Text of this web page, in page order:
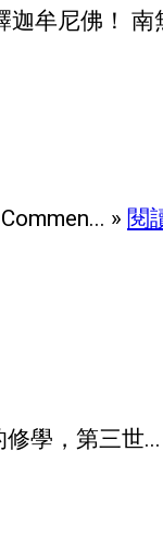
牟尼佛！ 南
» 閱
學，第三世...